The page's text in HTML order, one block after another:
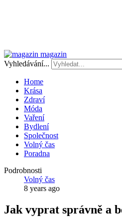
magazin
Vyhledávání...
Home
Krása
Zdraví
Móda
Vaření
Bydlení
Společnost
Volný čas
Poradna
Podrobnosti
Volný čas
8 years ago
Jak vyprat správně a